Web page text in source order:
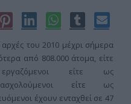
αρχές του 2010 μέχρι σήμερα
από 808.000 άτομα, είτε
είτε ως
είτε ως
έχουν ενταχθεί σε 47